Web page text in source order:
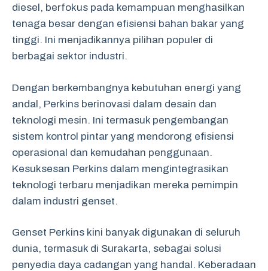
diesel, berfokus pada kemampuan menghasilkan
tenaga besar dengan efisiensi bahan bakar yang
tinggi. Ini menjadikannya pilihan populer di
berbagai sektor industri.
Dengan berkembangnya kebutuhan energi yang
andal, Perkins berinovasi dalam desain dan
teknologi mesin. Ini termasuk pengembangan
sistem kontrol pintar yang mendorong efisiensi
operasional dan kemudahan penggunaan.
Kesuksesan Perkins dalam mengintegrasikan
teknologi terbaru menjadikan mereka pemimpin
dalam industri genset.
Genset Perkins kini banyak digunakan di seluruh
dunia, termasuk di Surakarta, sebagai solusi
penyedia daya cadangan yang handal. Keberadaan